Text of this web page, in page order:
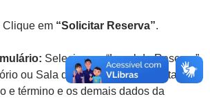
Clique em “Solicitar Reserva”.
Selecione o “Local da Reserva”
ou Sala de Aula), informe a data, os
e término e os demais dados da